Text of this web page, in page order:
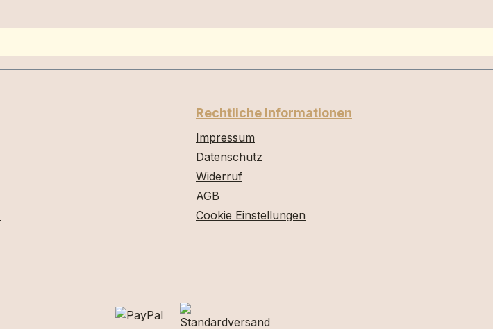
Rechtliche Informationen
Impressum
Datenschutz
Widerruf
AGB
Cookie Einstellungen